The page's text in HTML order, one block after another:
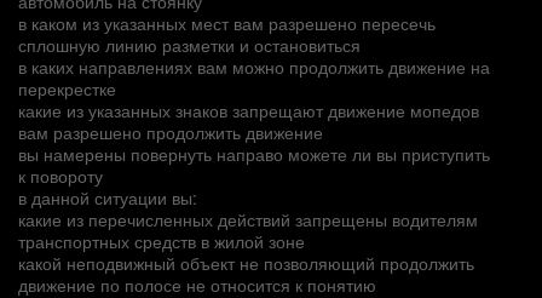
в каком из указанных мест вам разрешено пересечь
сплошную линию разметки и остановиться
в каких направлениях вам можно продолжить движение на
перекрестке
какие из указанных знаков запрещают движение мопедов
вам разрешено продолжить движение
вы намерены повернуть направо можете ли вы приступить
к повороту
в данной ситуации вы:
какие из перечисленных действий запрещены водителям
транспортных средств в жилой зоне
какой неподвижный объект не позволяющий продолжить
движение по полосе не относится к понятию